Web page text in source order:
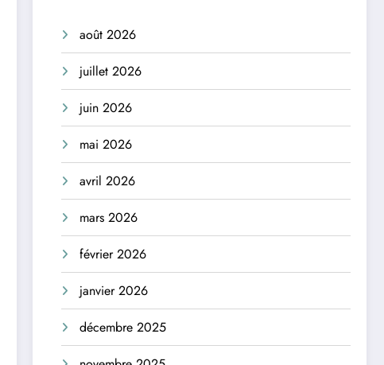
août 2026
juillet 2026
juin 2026
mai 2026
avril 2026
mars 2026
février 2026
janvier 2026
décembre 2025